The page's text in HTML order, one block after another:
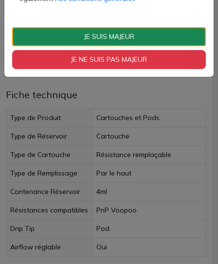
Paiement 100% sécurisé
Livraison rapide
Fiche technique
Type de Produit Cartouches et Pods
Type de Réservoir Cartouche
Type de Cartouche Résistance remplaçable
Type de Remplissage Par le haut
Contenance Réservoir 4ml
Résistances compatibles PnP Voopoo
Drip Tip Pod
Airflow réglable Oui
JE SUIS MAJEUR
JE NE SUIS PAS MAJEUR